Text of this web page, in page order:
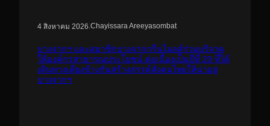
4 สิงหาคม 2026.Chayissara Areeyasombat
บางจากฯ และสมาชิกบางจากกรีนไมลส์ร่วมบริจาค
ให้องค์กรสาธารณประโยชน์ ต่อเนื่องเป็นปีที่ 20 ที่ได้
เดินทางเคียงข้างกันสร้างสรรค์สังคมไทยให้น่าอยู่
บางจากฯ